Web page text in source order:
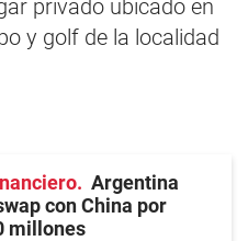
privado ubicado en
y golf de la localidad
Argentina
con China por
millones